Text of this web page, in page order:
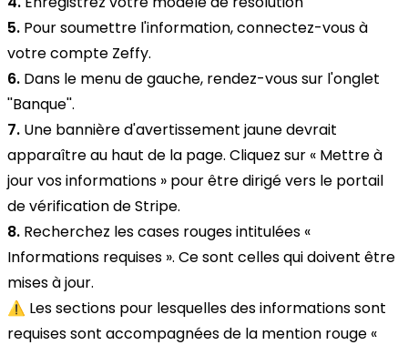
5. Pour soumettre l'information, connectez-vous à
votre compte Zeffy.
6. Dans le menu de gauche, rendez-vous sur l'onglet
''Banque''.
7. Une bannière d'avertissement jaune devrait
apparaître au haut de la page. Cliquez sur « Mettre à
jour vos informations » pour être dirigé vers le portail
de vérification de Stripe.
8. Recherchez les cases rouges intitulées «
Informations requises ». Ce sont celles qui doivent être
mises à jour.
⚠️ Les sections pour lesquelles des informations sont
requises sont accompagnées de la mention rouge «